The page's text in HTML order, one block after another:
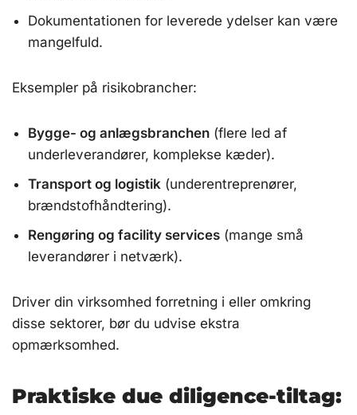
Dokumentationen for leverede ydelser kan være
mangelfuld.
Eksempler på risikobrancher:
Bygge- og anlægsbranchen (flere led af
underleverandører, komplekse kæder).
Transport og logistik (underentreprenører,
brændstofhåndtering).
Rengøring og facility services (mange små
leverandører i netværk).
Driver din virksomhed forretning i eller omkring
disse sektorer, bør du udvise ekstra
opmærksomhed.
Praktiske due diligence-tiltag: